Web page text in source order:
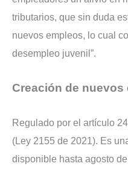
tributarios, que sin duda
nuevos empleos, lo cual
desempleo juvenil”.
Creación de nuevos
Regulado por el artículo
(Ley 2155 de 2021). Es
disponible hasta agosto